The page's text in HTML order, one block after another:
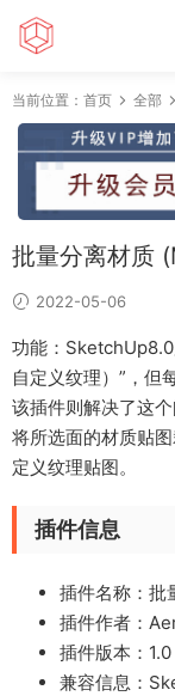
当前位置： 首页 全部
批量分离材质
2022-05-06
功能：
自定义纹理）”，但
该插件则解决了这
将所选面的材质贴
定义纹理贴图。
插件信息
插件名称：
插件作者：
插件版本：1.0
兼容信息：